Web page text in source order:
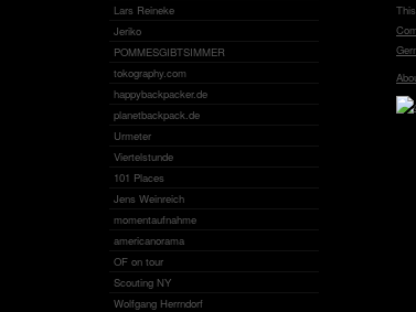
Lars Reineke
Jeriko
POMMESGIBTSIMMER
tokography.com
happybackpacker.de
planetbackpack.de
Urmeter
Viertelstunde
101 Places
Jens Weinreich
momentaufnahme
americanorama
OF on tour
Scouting NY
Wolfgang Herrndorf